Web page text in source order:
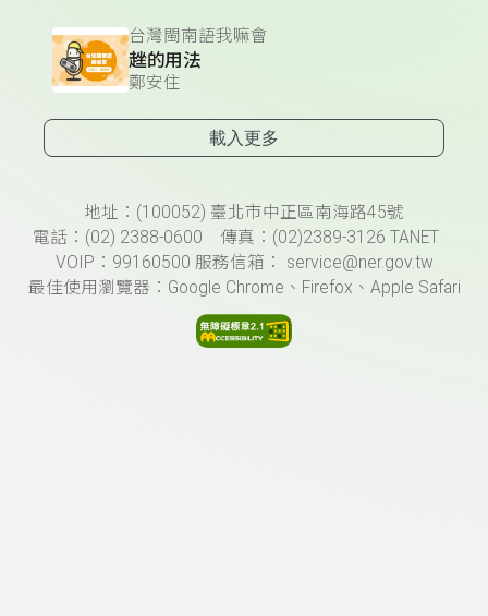
台灣閩南語我嘛會
趖的用法
鄭安住
載入更多
頁尾資訊地址：(100052) 臺北市中正區南海路45號
電話：(02) 2388-0600 傳真：(02)2389-3126 TANET
VOIP：99160500 服務信箱： service@ner.gov.tw
最佳使用瀏覽器：Google Chrome、Firefox、Apple Safari